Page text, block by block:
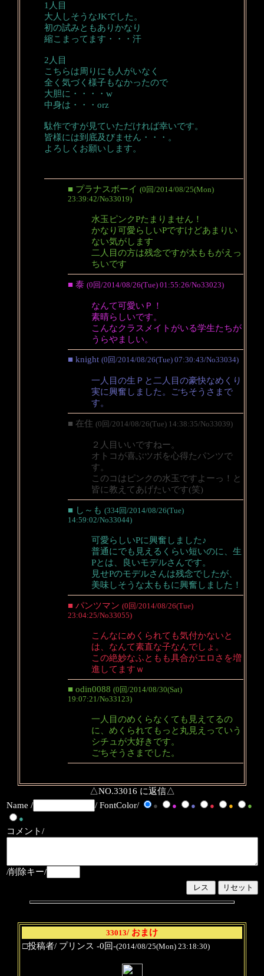
1人目
大人しそうなJKでした。
初の試みともありかなり
縮こまってます・・・汗
2人目
こちらは周りにも人がいなく
全く気づく様子もなかったので
大胆に・・・・w
中身は・・・orz
駄作ですが見ていただければ幸いです。
皆様には到底及びません・・・。
よろしくお願いします。
■ プラナスボーイ (0回/2014/08/25(Mon)
23:39:42/No33019)
水玉ピンクPたまりません！
かなり可愛らしいPですけどあまりい
ない気がします
二人目の方は残念ですが太ももがえっ
ちいです
■ 泰 (0回/2014/08/26(Tue) 01:55:26/No33023)
なんて可愛いＰ！
素晴らしいです。
こんなクラスメイトがいる学生たちが
うらやましい。
■ knight (0回/2014/08/26(Tue) 07:30:43/No33034)
一人目の生Ｐと二人目の豪快なめくり
実に興奮しました。ごちそうさまで
す。
■ 在住 (0回/2014/08/26(Tue) 14:38:35/No33039)
２人目いいですねー。
オトコが喜ぶツボを心得たパンツで
す。
このコはピンクの水玉ですよーっ！と
皆に教えてあげたいです(笑)
■ し～も (334回/2014/08/26(Tue)
14:59:02/No33044)
可愛らしいPに興奮しました♪
普通にでも見えるくらい短いのに、生
Pとは、良いモデルさんです。
見せPのモデルさんは残念でしたが、
美味しそうな太ももに興奮しました！
■ パンツマン (0回/2014/08/26(Tue)
23:04:25/No33055)
こんなにめくられても気付かないと
は、なんて素直な子なんでしょ。
この絶妙なふともも具合がエロさを増
進してますｗ
■ odin0088 (0回/2014/08/30(Sat)
19:07:21/No33123)
一人目のめくらなくても見えてるの
に、めくられてもっと丸見えっていう
シチュが大好きです。
ごちそうさまでした。
△NO.33016 に返信△
Name /
/ FontColor/ ● ● ● ● ●
●
●
コメント/
/削除キー/
33013/ おまけ
□投稿者/ プリンス -0回-(2014/08/25(Mon) 23:18:30)